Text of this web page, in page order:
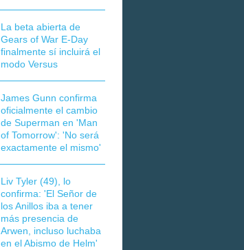
La beta abierta de
Gears of War E-Day
finalmente sí incluirá el
modo Versus
James Gunn confirma
oficialmente el cambio
de Superman en 'Man
of Tomorrow': 'No será
exactamente el mismo'
Liv Tyler (49), lo
confirma: 'El Señor de
los Anillos iba a tener
más presencia de
Arwen, incluso luchaba
en el Abismo de Helm'